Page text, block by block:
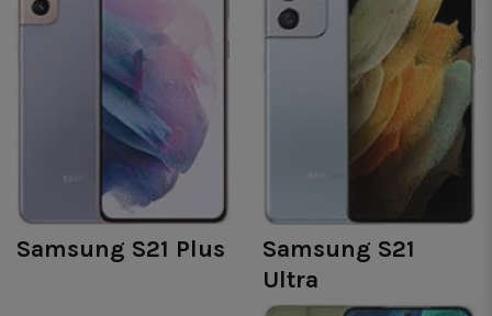
Samsung S21 Plus
Samsung S21
Ultra